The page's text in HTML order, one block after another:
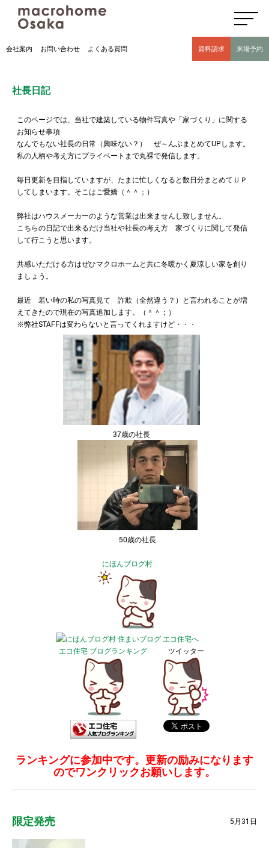
高気密高断熱住宅のマクロホーム大阪の社長日記(豊中市 モデルハウス有)
会社案内 お問い合わせ よくある質問 資料請求 来場予約
社長日記
このページでは、当社で建築している物件写真や「家づくり」に関する
お知らせ事項
なんでもない社長の日常（興味ない？） ぜ～んぶまとめてUPします。
私の人柄や考え方にプライベートまで丸裸で発信します。
毎日更新を目指していますが、たまに忙しくなると数日分まとめてＵＰ
してしまいます。そこはご愛嬌（＾＾；）
弊社はハウスメーカーのような営業は出来ませんし致しません。
こちらの日記で出来るだけ当社や社長の考え方 家づくりに関して発信
して行こうと思います。
共感いただける方はぜひマクロホームと共に冬暖かく夏涼しい家を創り
ましょう。
最近 若い時の私の写真見て 詐欺（全然違う？）と言われることが増
えてきたので現在の写真追加します。（＾＾；）
※弊社STAFFは変わらないと言ってくれますけど・・・
37歳の社長
50歳の社長
にほんブログ村
エコ住宅 ブログランキング ツイッター
ランキングに参加中です。更新の励みになります
のでワンクリックお願いします。
限定発売 5月31日